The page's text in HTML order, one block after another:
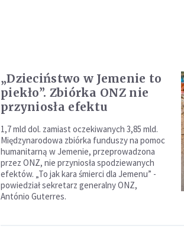
„Dzieciństwo w Jemenie to
piekło”. Zbiórka ONZ nie
przyniosła efektu
1,7 mld dol. zamiast oczekiwanych 3,85 mld.
Międzynarodowa zbiórka funduszy na pomoc
humanitarną w Jemenie, przeprowadzona
przez ONZ, nie przyniosła spodziewanych
efektów. „To jak kara śmierci dla Jemenu” -
powiedział sekretarz generalny ONZ,
António Guterres.